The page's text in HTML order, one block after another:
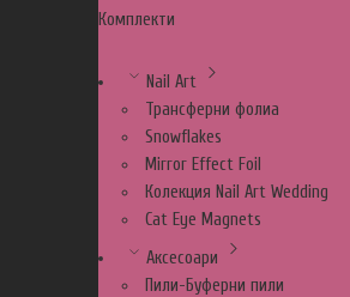
Комплекти
Nail Art
Трансферни фолиа
Snowflakes
Mirror Effect Foil
Колекция Nail Art Wedding
Cat Eye Magnets
Аксесоари
Пили-Буферни пили